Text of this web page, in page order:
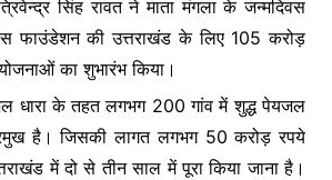
s
e
n
g
er
ar
e
सिंह रावत ने माता मंगला के जन्मदिवस
फाउंडेशन की उत्तराखंड के लिए 105 करोड़
का शुभारंभ किया।
धारा के तहत लगभग 200 गांव में शुद्ध पेयजल
है। जिसकी लागत लगभग 50 करोड़ रपये
में दो से तीन साल में पूरा किया जाना है।